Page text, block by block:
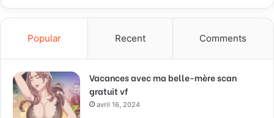
Popular Recent Comments
Vacances avec ma belle-mère scan
gratuit vf
avril 16, 2024